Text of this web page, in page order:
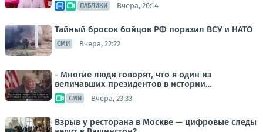
ПАБЛИКИ Вчера, 20:14
Тайный бросок бойцов РФ поразил ВСУ и НАТО
СМИ Вчера, 22:22
- Многие люди говорят, что я один из
величавших президентов в истории…
СМИ Вчера, 23:33
Взрыв у ресторана в Москве — цифровые следы